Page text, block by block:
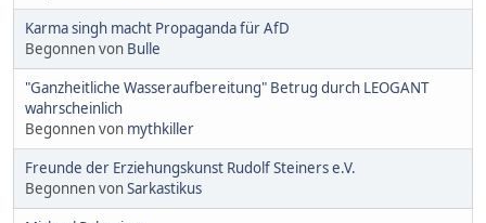
Karma singh macht Propaganda für AfD
Begonnen von Bulle
"Ganzheitliche Wasseraufbereitung" Betrug durch LEOGANT
wahrscheinlich
Begonnen von mythkiller
Freunde der Erziehungskunst Rudolf Steiners e.V.
Begonnen vonSarkastikus